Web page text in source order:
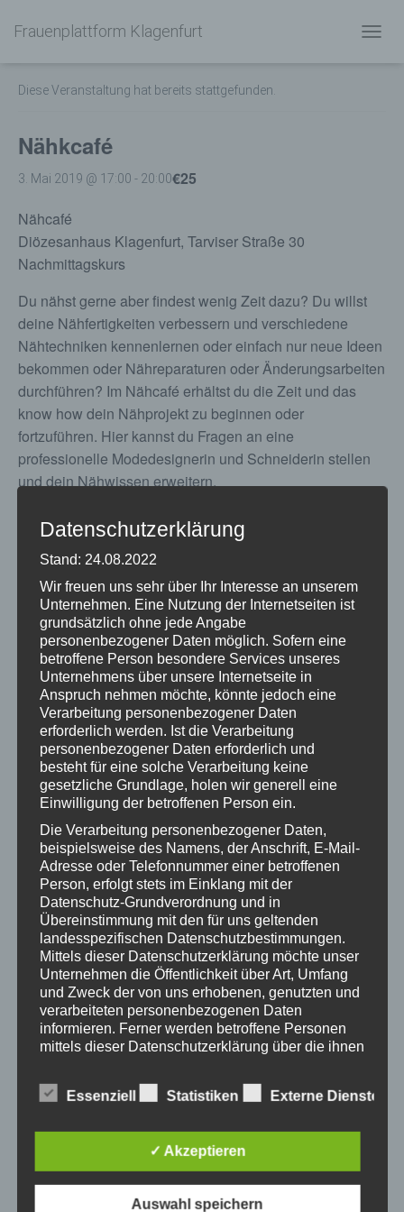
Frauenplattform Klagenfurt
E
N
« Alle Veranstaltungen
Diese Veranstaltung hat bereits stattgefunden.
Nähkcafé
3. Mai 2019 @ 17:00 - 20:00€25
Nähcafé
Diözesanhaus Klagenfurt, Tarviser Straße 30
Nachmittagskurs
Du nähst gerne aber findest wenig Zeit dazu? Du willst
deine Nähfertigkeiten verbessern und verschiedene
Nähtechniken kennenlernen oder einfach nur neue Ideen
bekommen oder Nähreparaturen oder Änderungsarbeiten
durchführen? Im Nähcafé erhältst du die Zeit und das
know how dein Nähprojekt zu beginnen oder
fortzuführen. Hier kannst du Fragen an eine
professionelle Modedesignerin und Schneiderin stellen
und dein Nähwissen erweitern.
Begrenzte TeilnehmerInnenzahl, Anmeldung unbedingt
erforderlich:
Ka.kfb@kath-kirche-kaernten.at oder 0463/58772431
Kosten: € 25 für kfb Mitglieder € 20,-
ZUM KALENDER HINZUFÜGEN
DETAILS
Datum:
Zeit:
17:00 - 20:00
Eintritt:
Veranstaltungskategorie:
Handwerk
Veranstaltung-Tags:
Nähcafé
Webseite:
https://www.kath-kirche-
sation/C2741
VERANSTALTER
Katholische
Frauenbewegung
Pezolita
Datenschutzerklärung
Stand: 24.08.2022
Wir freuen uns sehr über Ihr Interesse an unserem
Unternehmen. Eine Nutzung der Internetseiten ist
grundsätzlich ohne jede Angabe
personenbezogener Daten möglich. Sofern eine
betroffene Person besondere Services unseres
Unternehmens über unsere Internetseite in
Anspruch nehmen möchte, könnte jedoch eine
Verarbeitung personenbezogener Daten
erforderlich werden. Ist die Verarbeitung
personenbezogener Daten erforderlich und
besteht für eine solche Verarbeitung keine
gesetzliche Grundlage, holen wir generell eine
Einwilligung der betroffenen Person ein.
Die Verarbeitung personenbezogener Daten,
beispielsweise des Namens, der Anschrift, E-Mail-
Adresse oder Telefonnummer einer betroffenen
Person, erfolgt stets im Einklang mit der
Datenschutz-Grundverordnung und in
Übereinstimmung mit den für uns geltenden
landesspezifischen Datenschutzbestimmungen.
Mittels dieser Datenschutzerklärung möchte unser
Unternehmen die Öffentlichkeit über Art, Umfang
und Zweck der von uns erhobenen, genutzten und
verarbeiteten personenbezogenen Daten
informieren. Ferner werden betroffene Personen
mittels dieser Datenschutzerklärung über die ihnen
Wir haben als für die Verarbeitung Verantwortlicher
lückenlosen Schutz der über diese Internetseite
verarbeiteten personenbezogenen Daten
sicherzustellen. Dennoch können Internetbasierte
Datenübertragungen grundsätzlich
Essenziell Statistiken Externe Dienste
✓ Akzeptieren
Auswahl speichern